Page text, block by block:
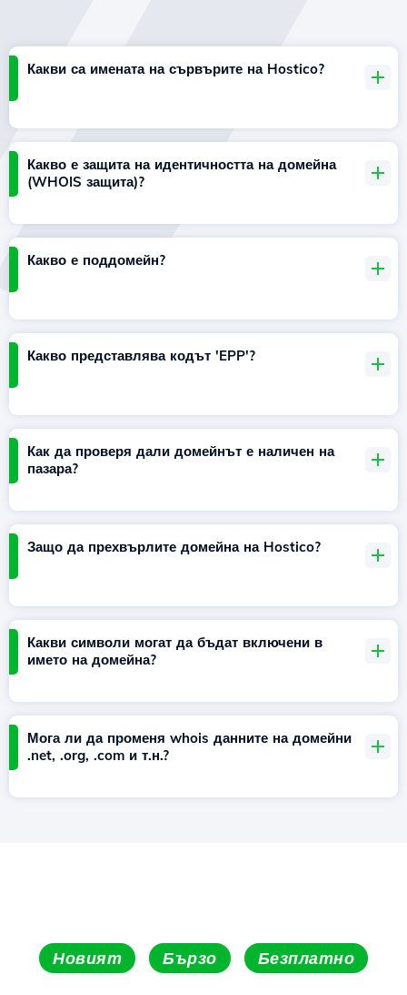
Какви са имената на сървърите на Hostico?
Какво е защита на идентичността на домейна
(WHOIS защита)?
Какво е поддомейн?
Какво представлява кодът 'EPP'?
Как да проверя дали домейнът е наличен на
пазара?
Защо да прехвърлите домейна на Hostico?
Какви символи могат да бъдат включени в
името на домейна?
Мога ли да променя whois данните на домейни
.net, .org, .com и т.н.?
Новият Бързо Безплатно